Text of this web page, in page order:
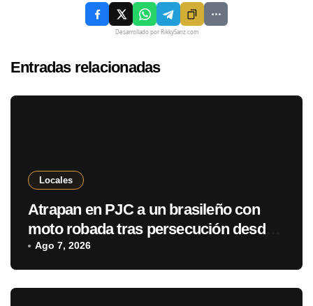
Desarrollado por RikkySanz.com
Entradas relacionadas
Locales
Atrapan en PJC a un brasileño con
moto robada tras persecución desde
Ponta Porã
Ago 7, 2026